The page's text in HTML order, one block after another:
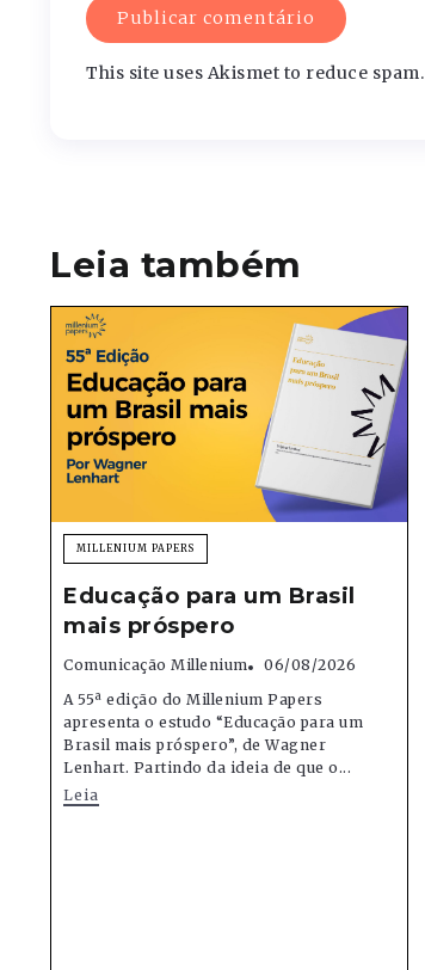
This site uses Akismet to reduce spam.
Leia também
MILLENIUM PAPERS
Educação para um Brasil
mais próspero
Comunicação Millenium
06/08/2026
A 55ª edição do Millenium Papers
apresenta o estudo “Educação para um
Brasil mais próspero”, de Wagner
Lenhart. Partindo da ideia de que o...
Leia